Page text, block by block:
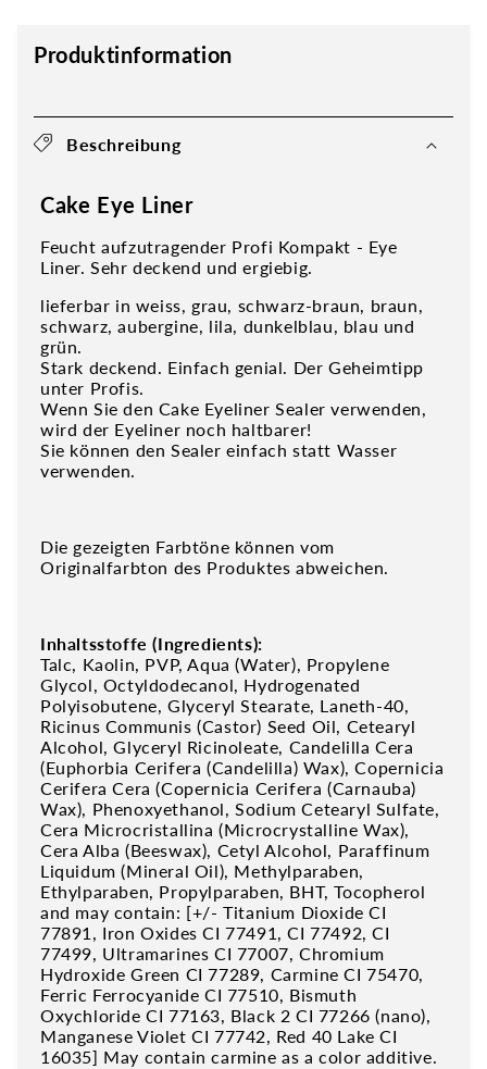
Produktinformation
Beschreibung
Cake Eye Liner
Feucht aufzutragender Profi Kompakt - Eye
Liner. Sehr deckend und ergiebig.
lieferbar in weiss, grau, schwarz-braun, braun,
schwarz, aubergine, lila, dunkelblau, blau und
grün.
Stark deckend. Einfach genial. Der Geheimtipp
unter Profis.
Wenn Sie den Cake Eyeliner Sealer verwenden,
wird der Eyeliner noch haltbarer!
Sie können den Sealer einfach statt Wasser
verwenden.
Die gezeigten Farbtöne können vom
Originalfarbton des Produktes abweichen.
Inhaltsstoffe (Ingredients):
Talc, Kaolin, PVP, Aqua (Water), Propylene
Glycol, Octyldodecanol, Hydrogenated
Polyisobutene, Glyceryl Stearate, Laneth-40,
Ricinus Communis (Castor) Seed Oil, Cetearyl
Alcohol, Glyceryl Ricinoleate, Candelilla Cera
(Euphorbia Cerifera (Candelilla) Wax), Copernicia
Cerifera Cera (Copernicia Cerifera (Carnauba)
Wax), Phenoxyethanol, Sodium Cetearyl Sulfate,
Cera Microcristallina (Microcrystalline Wax),
Cera Alba (Beeswax), Cetyl Alcohol, Paraffinum
Liquidum (Mineral Oil), Methylparaben,
Ethylparaben, Propylparaben, BHT, Tocopherol
and may contain: [+/- Titanium Dioxide CI
77891, Iron Oxides CI 77491, CI 77492, CI
77499, Ultramarines CI 77007, Chromium
Hydroxide Green CI 77289, Carmine CI 75470,
Ferric Ferrocyanide CI 77510, Bismuth
Oxychloride CI 77163, Black 2 CI 77266 (nano),
Manganese Violet CI 77742, Red 40 Lake CI
16035] May contain carmine as a color additive.